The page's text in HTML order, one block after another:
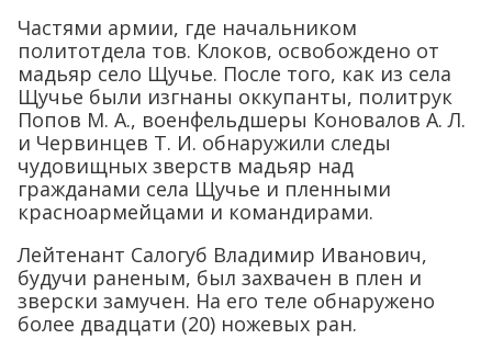
Частями армии, где начальником
политотдела тов. Клоков, освобождено от
мадьяр село Щучье. После того, как из села
Щучье были изгнаны оккупанты, политрук
Попов М. А., военфельдшеры Коновалов А. Л.
и Червинцев Т. И. обнаружили следы
чудовищных зверств мадьяр над
гражданами села Щучье и пленными
красноармейцами и командирами.
Лейтенант Салогуб Владимир Иванович,
будучи раненым, был захвачен в плен и
зверски замучен. На его теле обнаружено
более двадцати (20) ножевых ран.